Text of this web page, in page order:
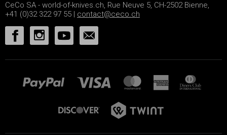
CeCo SA - world-of-knives.ch, Rue Neuve 5, CH-2502 Bienne,
+41 (0)32 322 97 55 | contact@ceco.ch